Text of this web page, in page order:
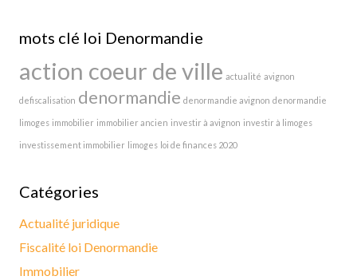
mots clé loi Denormandie
action coeur de ville actualité avignon
defiscalisation denormandie denormandie avignon denormandie
limoges immobilier immobilier ancien investir à avignon investir à limoges
investissement immobilier limoges loi de finances 2020
Catégories
Actualité juridique
Fiscalité loi Denormandie
Immobilier